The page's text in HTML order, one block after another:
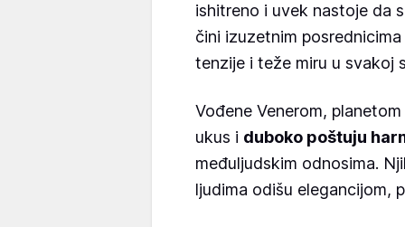
ishitreno i uvek nastoje da
čini izuzetnim
tenzije i teže miru u svakoj
Vođene Venerom,
ukus i duboko poštuju
međuljudskim odnosima.
ljudima odišu elegancijom,